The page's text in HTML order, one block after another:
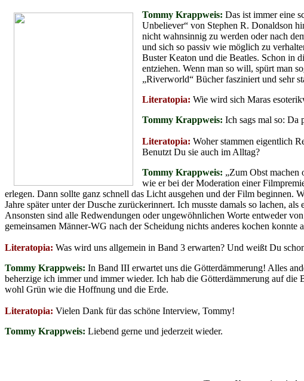
Tommy Krappweis: Das ist immer eine
Unbeliever“ von Stephen R. Donaldson
nicht wahnsinnig zu werden oder nach
und sich so passiv wie möglich zu
Buster Keaton und die Beatles. Schon in
entziehen. Wenn man so will, spürt man
„Riverworld“ Bücher fasziniert und sehr
Literatopia: Wie wird sich Maras
Tommy Krappweis: Ich sags mal so: Da
Literatopia: Woher stammen eigentlich
Benutzt Du sie auch im Alltag?
Tommy Krappweis: „Zum Obst machen
wie er bei der Moderation einer
erlegen. Dann sollte ganz schnell das Licht ausgehen und der Film beginnen.
Jahre später unter der Dusche zurückerinnert. Ich musste damals so lachen,
Ansonsten sind alle Redwendungen oder ungewöhnlichen Worte entweder
gemeinsamen Männer-WG nach der Scheidung nichts anderes kochen
Literatopia: Was wird uns allgemein in Band 3 erwarten? Und weißt Du
Tommy Krappweis: In Band III erwartet uns die Götterdämmerung! Alles
beherzige ich immer und immer wieder. Ich hab die Götterdämmerung auf die
wohl Grün wie die Hoffnung und die Erde.
Literatopia: Vielen Dank für das schöne Interview, Tommy!
Tommy Krappweis: Liebend gerne und jederzeit wieder.